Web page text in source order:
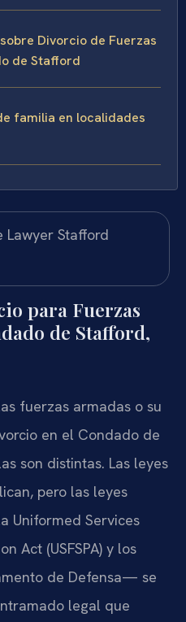
Divorcio de Fuerzas
de Stafford
familia en localidades
para Fuerzas
de Stafford,
fuerzas armadas o su
en el Condado de
son distintas. Las leyes
pero las leyes
Uniformed Services
Act (USFSPA) y los
de Defensa— se
legal que